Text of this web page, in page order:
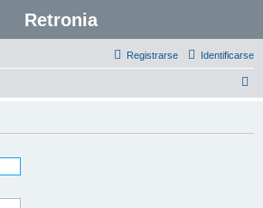
Retronia
Identificarse
Registrarse